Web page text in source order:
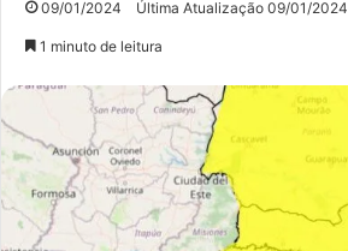
09/01/2024 Última Atualização 09/01/2024
1 minuto de leitura